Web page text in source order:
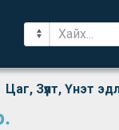
Цаг, Зүүлт, Үнэт